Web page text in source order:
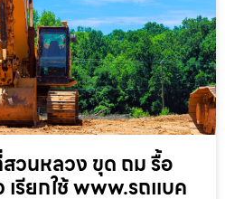
วนหลวง ขุด ถม รื้อ
เรียกใช้ www.รถแบค